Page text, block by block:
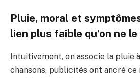
Pluie, moral et
lien plus faible qu’on ne
Intuitivement, on associe la pluie
chansons, publicités ont ancré ce